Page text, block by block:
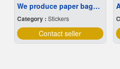
We produce paper bags at low prices.
Category : Stickers
Contact seller